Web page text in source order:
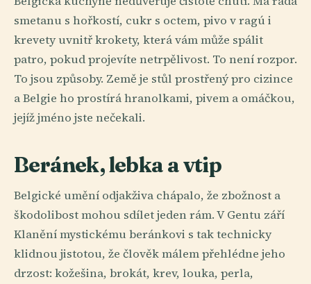
smetanu s hořkostí, cukr s octem, pivo v ragú i
krevety uvnitř krokety, která vám může spálit
patro, pokud projevíte netrpělivost. To není rozpor.
To jsou způsoby. Země je stůl prostřený pro cizince
a Belgie ho prostírá hranolkami, pivem a omáčkou,
jejíž jméno jste nečekali.
Beránek, lebka a vtip
Belgické umění odjakživa chápalo, že zbožnost a
škodolibost mohou sdílet jeden rám. V Gentu září
Klanění mystickému beránkovi s tak technicky
klidnou jistotou, že člověk málem přehlédne jeho
drzost: kožešina, brokát, krev, louka, perla,